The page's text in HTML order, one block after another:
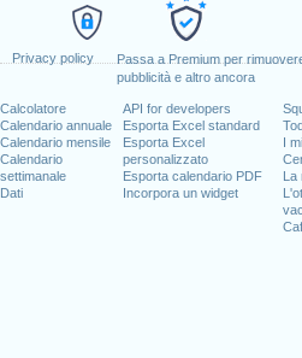
Privacy policy
Passa a Premium per
pubblicità e altro ancora
Calcolatore
Calendario annuale
Calendario mensile
Calendario
settimanale
Dati
API for developers
Esporta Excel standard
Esporta Excel
personalizzato
Esporta calendario PDF
Incorpora un widget
I
La
2020
fine settimana
1 agosto, 2020
2020